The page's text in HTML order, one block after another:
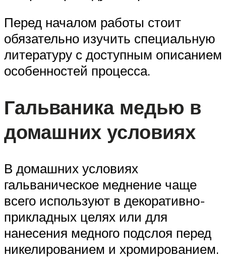
Перед началом работы стоит
обязательно изучить специальную
литературу с доступным описанием
особенностей процесса.
Гальваника медью в
домашних условиях
В домашних условиях
гальваническое меднение чаще
всего используют в декоративно-
прикладных целях или для
нанесения медного подслоя перед
никелированием и хромированием.